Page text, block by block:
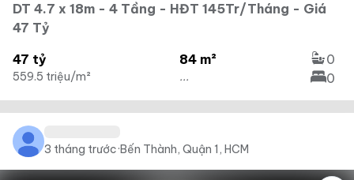
DT 4.7 x 18m - 4 Tầng - HĐT 145Tr/Tháng - Giá
47 Tỷ
47 tỷ
559.5 triệu/m²
84 m²
...
0
0
3 tháng trước·Bến Thành, Quận 1, HCM